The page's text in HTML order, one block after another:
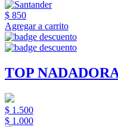
$ 850
Agregar a carrito
TOP
$ 1.500
$ 1.000